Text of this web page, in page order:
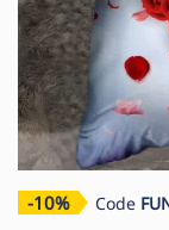
-10% Code